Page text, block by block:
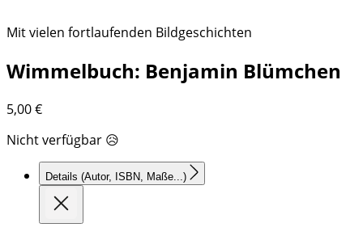
Mit vielen fortlaufenden Bildgeschichten
Wimmelbuch: Benjamin Blümchen
5,00€
Nicht verfügbar 😥
Details (Autor, ISBN, Maße...)